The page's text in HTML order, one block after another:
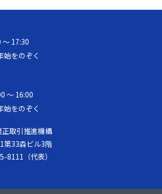
〜 17:30
始をのぞく
～ 16:00
始をのぞく
取引推進機構
第33森ビル3階
8111（代表）